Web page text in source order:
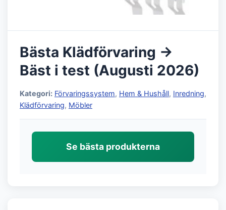
Bästa Klädförvaring →
Bäst i test (Augusti 2026)
Kategori: Förvaringssystem, Hem & Hushåll, Inredning,
Klädförvaring, Möbler
Se bästa produkterna